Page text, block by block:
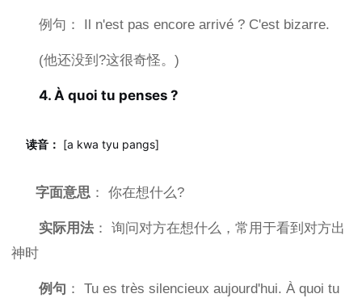
例句： Il n'est pas encore arrivé ? C'est bizarre.
(他还没到?这很奇怪。)
4. À quoi tu penses ?
读音： [a kwa tyu pangs]
字面意思 ： 你在想什么?
实际用法 ： 询问对方在想什么，常用于看到对方出
神时
例句 ： Tu es très silencieux aujourd'hui. À quoi tu